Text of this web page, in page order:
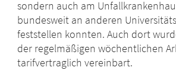
sondern auch am
bundesweit an anderen
feststellen konnten. Auch dort
der regelmäßigen wöchentlichen
tarifvertraglich vereinbart.